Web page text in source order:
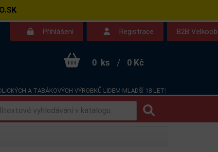
Přihlášení Registrace B2B
0 ks / 0 Kč
A TABÁKOVÝCH VÝROBKŮ LIDEM MLADŠÍ 18 LET!
Dotazy